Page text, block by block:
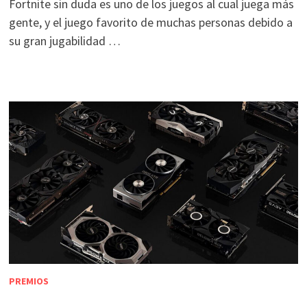
Fortnite sin duda es uno de los juegos al cual juega más
gente, y el juego favorito de muchas personas debido a
su gran jugabilidad …
PREMIOS